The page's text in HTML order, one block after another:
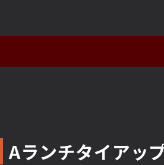
Aランチタイアッ